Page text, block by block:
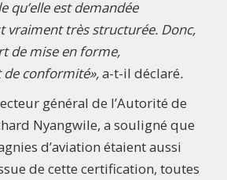
qu’elle est demandée
vraiment très structurée. Donc,
de mise en forme,
de conformité»,a-t-il déclaré.
général de l’Autorité de
Nyangwile, a souligné que
d’aviation étaient aussi
de cette certification, toutes